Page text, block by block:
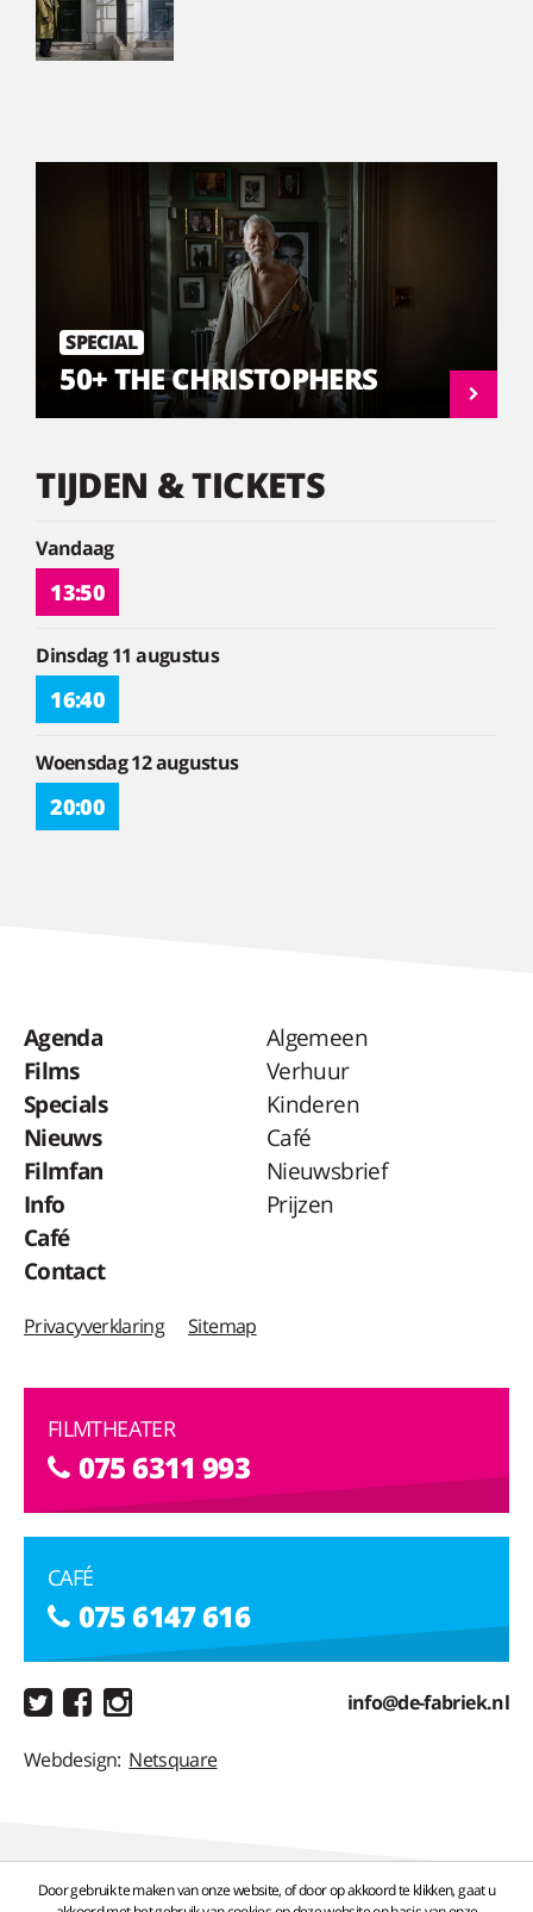
Door gebruik te maken van onze website, of door op akkoord te klikken, gaat u
SPECIAL
50+ THE CHRISTOPHERS
TIJDEN & TICKETS
Vandaag
13:50
Dinsdag 11 augustus
16:40
Woensdag 12 augustus
20:00
Agenda
Films
Specials
Nieuws
Filmfan
Info
Café
Contact
Algemeen
Verhuur
Kinderen
Café
Nieuwsbrief
Prijzen
Privacyverklaring Sitemap
FILMTHEATER
075 6311 993
CAFÉ
075 6147 616
info@de-fabriek.nl
Webdesign: Netsquare